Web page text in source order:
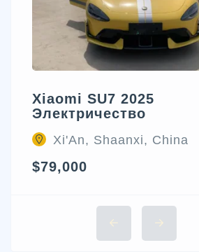
Xiaomi SU7 2025
Электричество
Xi'An, Shaanxi, China
$79,000